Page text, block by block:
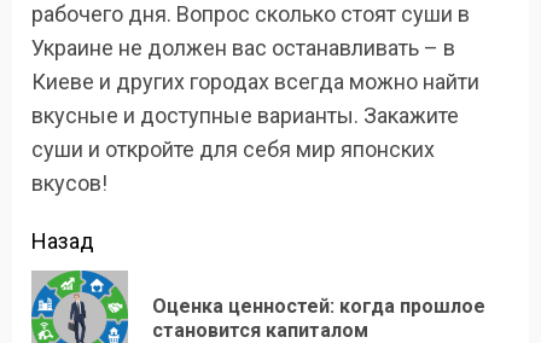
рабочего дня. Вопрос сколько стоят суши в
Украине не должен вас останавливать – в
Киеве и других городах всегда можно найти
вкусные и доступные варианты. Закажите
суши и откройте для себя мир японских
вкусов!
Продолжить
чтение
Назад
Оценка ценностей: когда прошлое
становится капиталом